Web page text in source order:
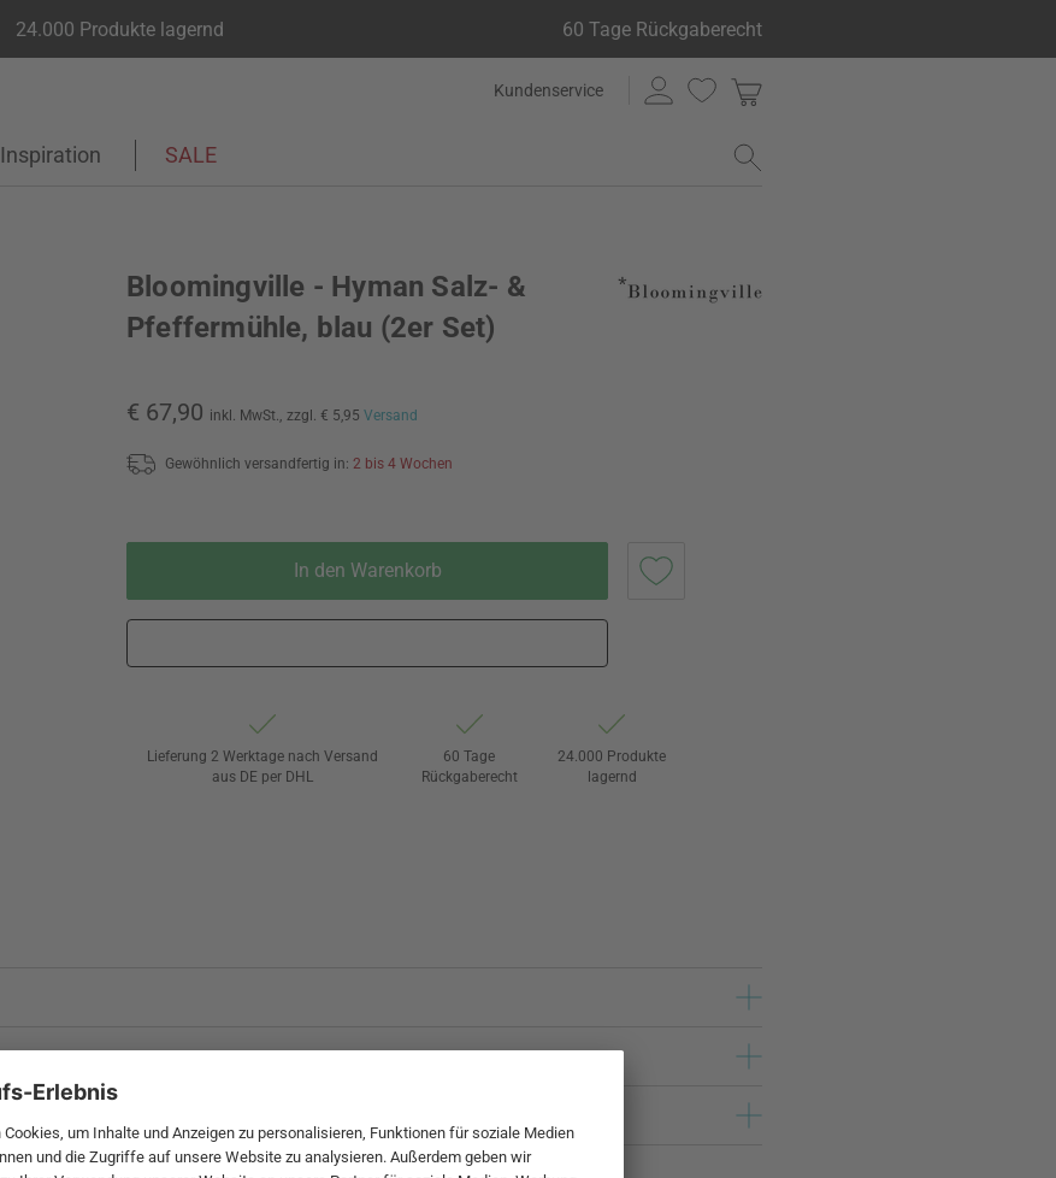
24.000 Produkte lagernd 60 Tage Rückgaberecht
Kundenservice
Inspiration SALE
Bloomingville - Hyman Salz- &
Pfeffermühle, blau (2er Set)
€ 67,90 inkl. MwSt., zzgl. € 5,95 Versand
Gewöhnlich versandfertig in: 2 bis 4 Wochen
In den Warenkorb
Lieferung 2 Werktage nach Versand
aus DE per DHL
60 Tage
Rückgaberecht
24.000 Produkte
lagernd